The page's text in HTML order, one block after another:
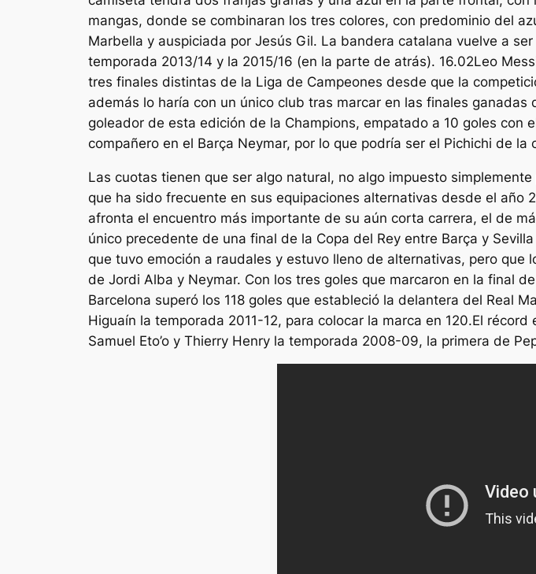
mangas, donde se combinaran los tres colores, con predominio del
Marbella y auspiciada por Jesús Gil. La bandera catalana vuelve a
temporada 2013/14 y la 2015/16 (en la parte de atrás). 16.02Leo
tres finales distintas de la Liga de Campeones desde que la
además lo haría con un único club tras marcar en las finales
goleador de esta edición de la Champions, empatado a 10 goles con
compañero en el Barça Neymar, por lo que podría ser el Pichichi de la
Las cuotas tienen que ser algo natural, no algo impuesto
que ha sido frecuente en sus equipaciones alternativas desde el año
afronta el encuentro más importante de su aún corta carrera, el de
único precedente de una final de la Copa del Rey entre Barça y
que tuvo emoción a raudales y estuvo lleno de alternativas, pero
de Jordi Alba y Neymar. Con los tres goles que marcaron en la final
Barcelona superó los 118 goles que estableció la delantera del Real
Higuaín la temporada 2011-12, para colocar la marca en 120.El
Samuel Eto’o y Thierry Henry la temporada 2008-09, la primera de